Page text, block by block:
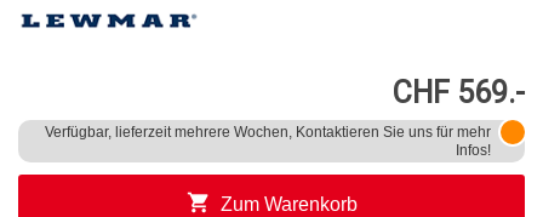
CHF 569.-
Verfügbar, lieferzeit mehrere Wochen, Kontaktieren Sie uns für mehr
Infos!
shopping_cart Zum Warenkorb